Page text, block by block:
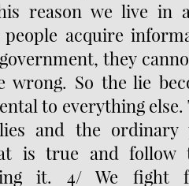
reason we live in
people acquire
they
wrong. So the lie
to everything else.
and the ordinary
is true and follow
it. 4/ We fight